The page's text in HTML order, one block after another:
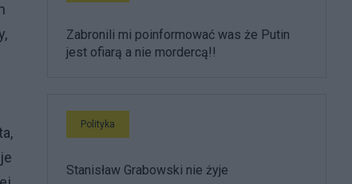
Zabronili mi poinformować was że Putin
jest ofiarą a nie mordercą!!
Polityka
Stanisław Grabowski nie żyje